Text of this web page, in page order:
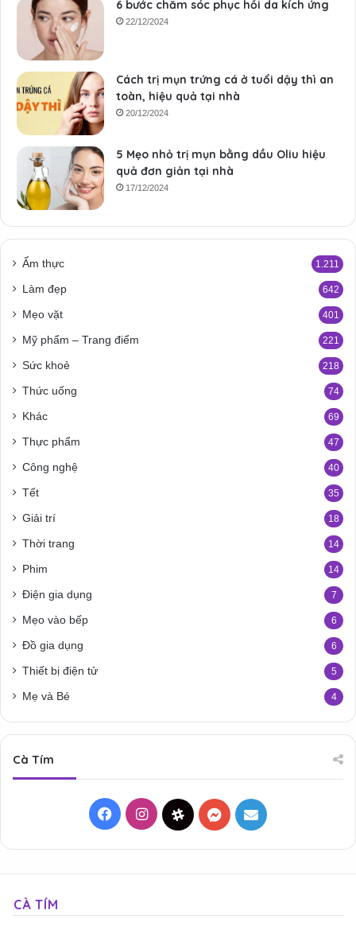
6 bước chăm sóc phục hồi da kích ứng
22/12/2024
Cách trị mụn trứng cá ở tuổi dậy thì an
toàn, hiệu quả tại nhà
20/12/2024
5 Mẹo nhỏ trị mụn bằng dầu Oliu hiệu
quả đơn giản tại nhà
17/12/2024
Ẩm thực 1.211
Làm đẹp 642
Mẹo vặt 401
Mỹ phẩm – Trang điểm 221
Sức khoẻ 218
Thức uống 74
Khác 69
Thực phẩm 47
Công nghệ 40
Tết 35
Giải trí 18
Thời trang 14
Phim 14
Điện gia dụng 7
Mẹo vào bếp 6
Đồ gia dụng 6
Thiết bị điện tử 5
Mẹ và Bé 4
Cà Tím
FacebookInstagramThreadsMessenger
Mail
CÀ TÍM